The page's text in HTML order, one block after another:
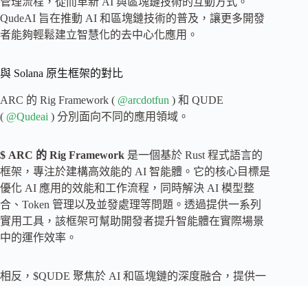
QudeAI 旨在推動 AI 和區塊鏈技術的普及，讓更多開發
者能夠輕鬆建立智慧化的去中心化應用。
與 Solana 原生框架的對比
ARC 的 Rig Framework ( @arcdotfun ) 和 QUDE
( @Qudeai ) 分別面向不同的應用領域。
$ ARC 的 Rig Framework 是一個基於 Rust 程式語言的
框架，專注於建構高效能的 AI 智能體。它的核心目標是
優化 AI 應用的效能和工作流程，同時解決 AI 模型整
合、Token 管理以及並發處理等問題。透過提供一系列
實用工具，該框架可幫助開發者提升智能體在實際場景
中的運作效率。
相反，$QUDE 聚焦於 AI 和區塊鏈的深度融合，提供一